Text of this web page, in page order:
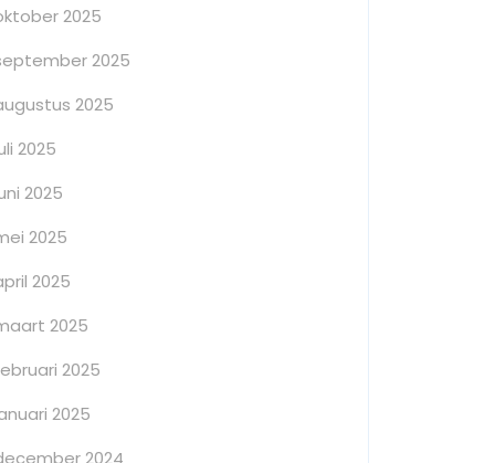
2025
2025
2025
2025
2025
2025
2025
2025
2025
2025
2024